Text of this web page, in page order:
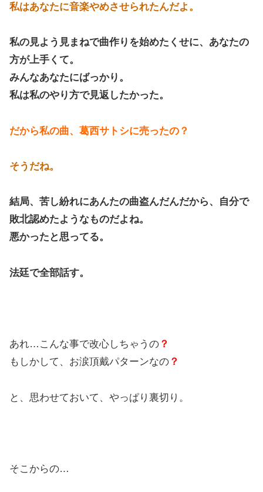
私はあなたに音楽やめさせられたんだよ。
私の見よう見まねで曲作りを始めたくせに、あなたの
方が上手くて。
みんなあなたにばっかり。
私は私のやり方で見返したかった。
だから私の曲、葛西サトシに売ったの？
そうだね。
結局、苦し紛れにあんたの曲盗んだんだから、自分で
敗北認めたようなものだよね。
悪かったと思ってる。
法廷で全部話す。
あれ…こんな事で改心しちゃうの ？
もしかして、お涙頂戴パターンなの ？
と、思わせておいて、やっぱり裏切り。
そこからの…